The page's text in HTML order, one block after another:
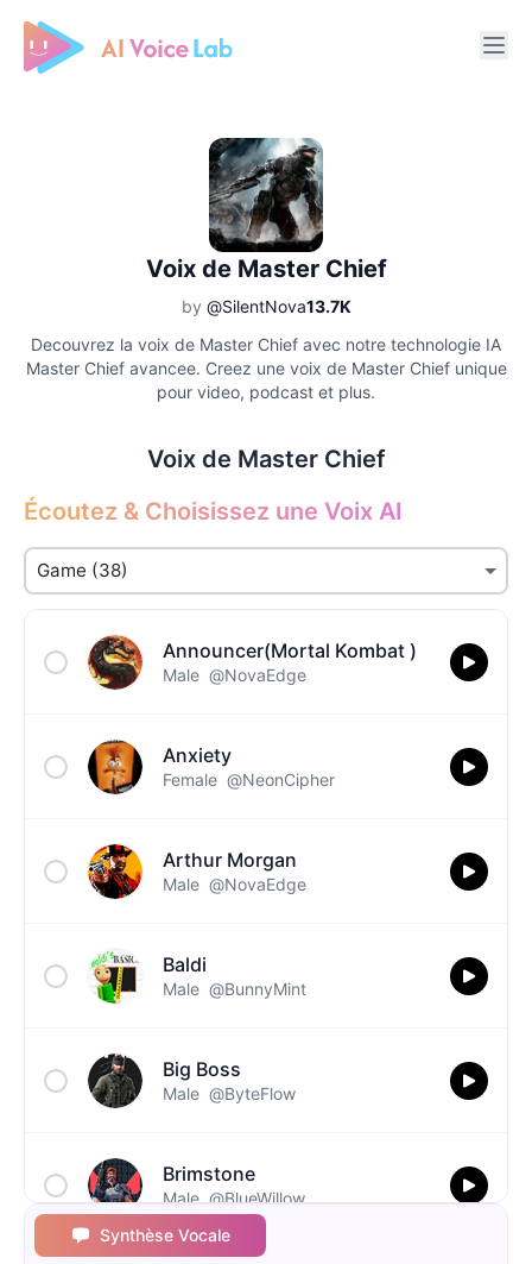
Free AI Cover & AI Voice Over
Voix de Master Chief
by @SilentNova13.7K
Decouvrez la voix de Master Chief avec notre technologie IA
Master Chief avancee. Creez une voix de Master Chief unique
pour video, podcast et plus.
Voix de Master Chief
Écoutez & Choisissez une Voix AI
Announcer(Mortal Kombat )
Male @NovaEdge
Anxiety
Female @NeonCipher
Arthur Morgan
Male @NovaEdge
Baldi
Male @BunnyMint
Big Boss
Male @ByteFlow
Brimstone
Male @BlueWillow
Synthèse Vocale